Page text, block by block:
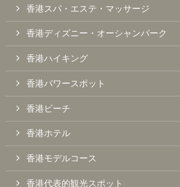
香港スパ・エステ・マッサージ
香港ディズニー・オーシャンパーク
香港ハイキング
香港パワースポット
香港ビーチ
香港ホテル
香港モデルコース
香港代表的観光スポット